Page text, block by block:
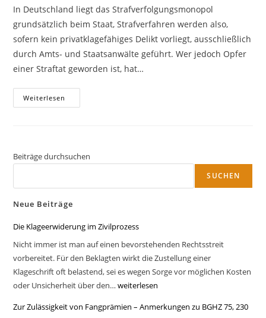
In Deutschland liegt das Strafverfolgungsmonopol
grundsätzlich beim Staat, Strafverfahren werden also,
sofern kein privatklagefähiges Delikt vorliegt, ausschließlich
durch Amts- und Staatsanwälte geführt. Wer jedoch Opfer
einer Straftat geworden ist, hat…
Weiterlesen
Und
Beiträge durchsuchen
SUCHEN
Neue Beiträge
Die Klageerwiderung im Zivilprozess
Nicht immer ist man auf einen bevorstehenden Rechtsstreit
vorbereitet. Für den Beklagten wirkt die Zustellung einer
Klageschrift oft belastend, sei es wegen Sorge vor möglichen Kosten
oder Unsicherheit über den…Die
weiterlesen
Zur Zulässigkeit von Fangprämien – Anmerkungen zu BGHZ 75, 230